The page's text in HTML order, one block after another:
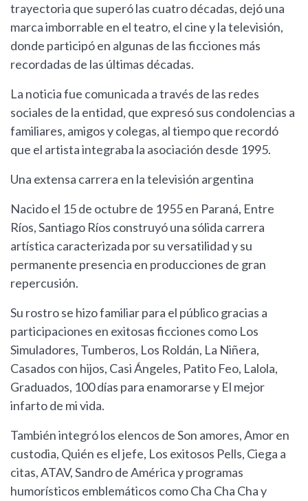
trayectoria que superó las cuatro décadas, dejó una
marca imborrable en el teatro, el cine y la televisión,
donde participó en algunas de las ficciones más
recordadas de las últimas décadas.
La noticia fue comunicada a través de las redes
sociales de la entidad, que expresó sus condolencias a
familiares, amigos y colegas, al tiempo que recordó
que el artista integraba la asociación desde 1995.
Una extensa carrera en la televisión argentina
Nacido el 15 de octubre de 1955 en Paraná, Entre
Ríos, Santiago Ríos construyó una sólida carrera
artística caracterizada por su versatilidad y su
permanente presencia en producciones de gran
repercusión.
Su rostro se hizo familiar para el público gracias a
participaciones en exitosas ficciones como Los
Simuladores, Tumberos, Los Roldán, La Niñera,
Casados con hijos, Casi Ángeles, Patito Feo, Lalola,
Graduados, 100 días para enamorarse y El mejor
infarto de mi vida.
También integró los elencos de Son amores, Amor en
custodia, Quién es el jefe, Los exitosos Pells, Ciega a
citas, ATAV, Sandro de América y programas
humorísticos emblemáticos como Cha Cha Cha y